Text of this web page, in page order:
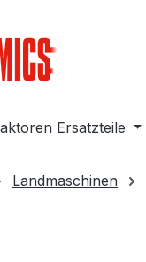
Ersatzteile
Landmaschinen